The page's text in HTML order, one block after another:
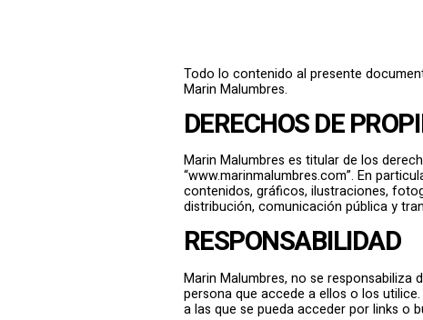
Todo lo contenido al presente
Marin Malumbres.
DERECHOS DE
Marin Malumbres es titular de los
“www.marinmalumbres.com”. En
contenidos, gráficos, ilustraciones,
distribución, comunicación pública y
RESPONSABILIDAD
Marin Malumbres, no se responsabiliza
persona que accede a ellos o los
a las que se pueda acceder por links o